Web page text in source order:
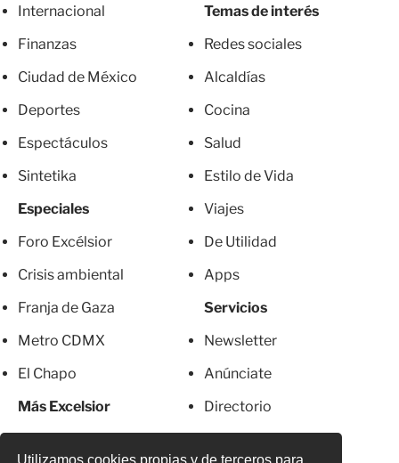
Utilizamos cookies propias y de terceros para
Internacional
Finanzas
Ciudad de México
Deportes
Espectáculos
Sintetika
Especiales
Foro Excélsior
Crisis ambiental
Franja de Gaza
Metro CDMX
El Chapo
Más Excelsior
Temas de interés
Redes sociales
Alcaldías
Cocina
Salud
Estilo de Vida
Viajes
De Utilidad
Apps
Servicios
Newsletter
Anúnciate
Directorio